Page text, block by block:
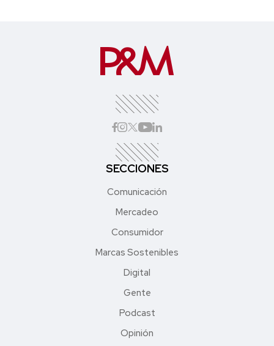
SECCIONES
Comunicación
Mercadeo
Consumidor
Marcas Sostenibles
Digital
Gente
Podcast
Opinión